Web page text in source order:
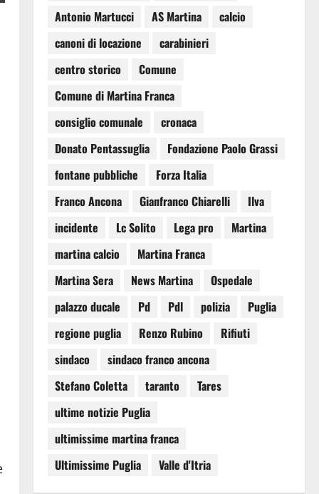
Antonio Martucci
AS Martina
calcio
canoni di locazione
carabinieri
centro storico
Comune
Comune di Martina Franca
consiglio comunale
cronaca
Donato Pentassuglia
Fondazione Paolo Grassi
fontane pubbliche
Forza Italia
Franco Ancona
Gianfranco Chiarelli
Ilva
incidente
Lc Solito Lega pro
Martina
martina calcio
Martina Franca
Martina Sera
News Martina
Ospedale
palazzo ducale
Pd Pdl polizia
Puglia
regione puglia
Renzo Rubino
Rifiuti
sindaco
sindaco franco ancona
Stefano Coletta
taranto
Tares
ultime notizie Puglia
ultimissime martina franca
Ultimissime Puglia
Valle d'Itria